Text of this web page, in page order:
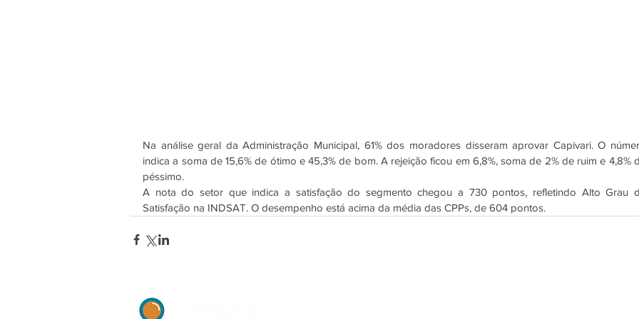
Na análise geral da Administração Municipal, 61% dos moradores disseram aprovar Capivari. O
indica a soma de 15,6% de ótimo e 45,3% de bom. A rejeição ficou em 6,8%, soma de 2% de ruim e 4,8%
péssimo.
A nota do setor que indica a satisfação do segmento chegou a 730 pontos, refletindo Alto Grau
Satisfação na INDSAT. O desempenho está acima da média das CPPs, de 604 pontos.